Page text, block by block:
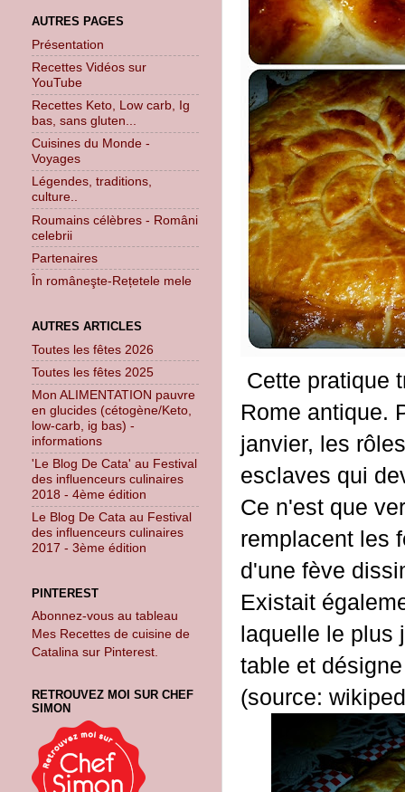
Cette pratique
Rome antique.
janvier, les
esclaves qui
Ce n'est que
remplacent les
d'une fève
Existait
laquelle le plus
table et
(source:
AUTRES PAGES
Présentation
Recettes Vidéos sur
YouTube
Recettes Keto, Low carb, Ig
bas, sans gluten...
Cuisines du Monde -
Voyages
Légendes, traditions,
culture..
Roumains célèbres - Români
celebrii
Partenaires
În româneşte-Rețetele mele
AUTRES ARTICLES
Toutes les fêtes 2026
Toutes les fêtes 2025
Mon ALIMENTATION pauvre
en glucides (cétogène/Keto,
low-carb, ig bas) -
informations
'Le Blog De Cata' au Festival
des influenceurs culinaires
2018 - 4ème édition
Le Blog De Cata au Festival
des influenceurs culinaires
2017 - 3ème édition
PINTEREST
Abonnez-vous au tableau
Mes Recettes de cuisine de
Catalina sur Pinterest.
RETROUVEZ MOI SUR CHEF
SIMON